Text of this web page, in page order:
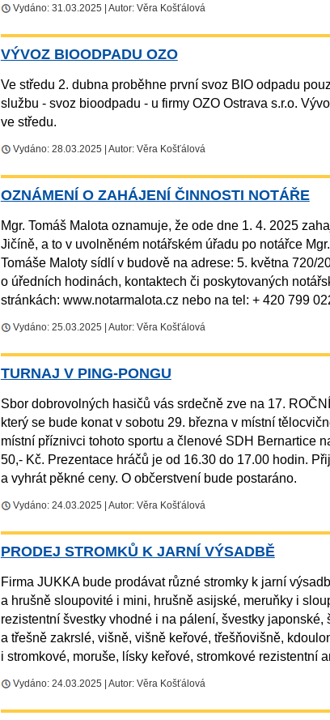
Vydáno: 31.03.2025 | Autor: Věra Košťálová
VÝVOZ BIOODPADU OZO
Ve středu 2. dubna proběhne první svoz BIO odpadu
službu - svoz bioodpadu - u firmy OZO Ostrava s.r.o.
ve středu.
Vydáno: 28.03.2025 | Autor: Věra Košťálová
OZNÁMENÍ O ZAHÁJENÍ ČINNOSTI NOTÁŘE
Mgr. Tomáš Malota oznamuje, že ode dne 1. 4. 2025
Jičíně, a to v uvolněném notářském úřadu po notářce
Tomáše Maloty sídlí v budově na adrese: 5. května 720/
o úředních hodinách, kontaktech či poskytovaných
stránkách: www.notarmalota.cz nebo na tel: + 420 799
Vydáno: 25.03.2025 | Autor: Věra Košťálová
TURNAJ V PING-PONGU
Sbor dobrovolných hasičů vás srdečně zve na 17.
který se bude konat v sobotu 29. března v místní
místní příznivci tohoto sportu a členové SDH Bernartice
50,- Kč. Prezentace hráčů je od 16.30 do 17.00 hodin.
a vyhrát pěkné ceny. O občerstvení bude postaráno.
Vydáno: 24.03.2025 | Autor: Věra Košťálová
PRODEJ STROMKŮ K JARNÍ VÝSADBĚ
Firma JUKKA bude prodávat různé stromky k jarní
a hrušně sloupovité i mini, hrušně asijské, meruňky i
rezistentní švestky vhodné i na pálení, švestky
a třešně zakrslé, višně, višně keřové, třešňovišně,
i stromkové, moruše, lísky keřové, stromkové rezistentní
Vydáno: 24.03.2025 | Autor: Věra Košťálová